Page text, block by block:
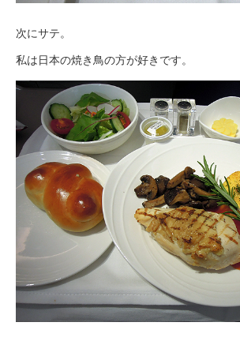
次にサテ。
私は日本の焼き鳥の方が好きです。